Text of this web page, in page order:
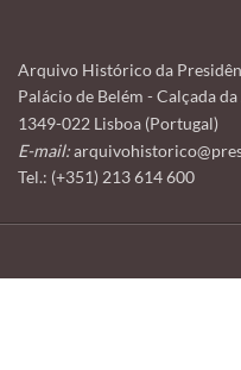
Arquivo Histórico da
Palácio de Belém - Calçada
1349-022 Lisboa (Portugal)
E-mail:
Tel.: (+351) 213 614 600